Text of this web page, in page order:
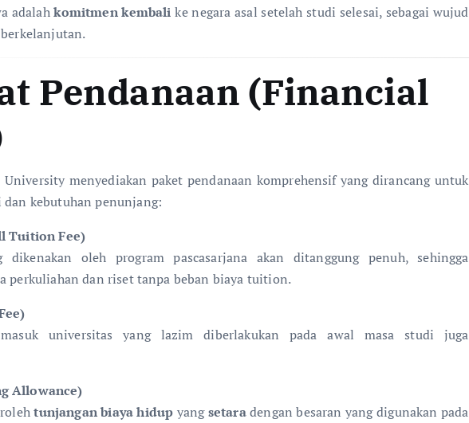
adalahkomitmen kembali ke negara asal setelah studi selesai, sebagai wujud
Pendanaan (Financial
menyediakan paket pendanaan komprehensif yang dirancang untuk
kebutuhan penunjang:
Tuition Fee)
oleh program pascasarjana akan ditanggung penuh, sehingga
perkuliahan dan riset tanpa beban biaya tuition.
universitas yang lazim diberlakukan pada awal masa studi juga
Allowance)
tunjangan biaya hidup yangsetaradengan besaran yang digunakan pada